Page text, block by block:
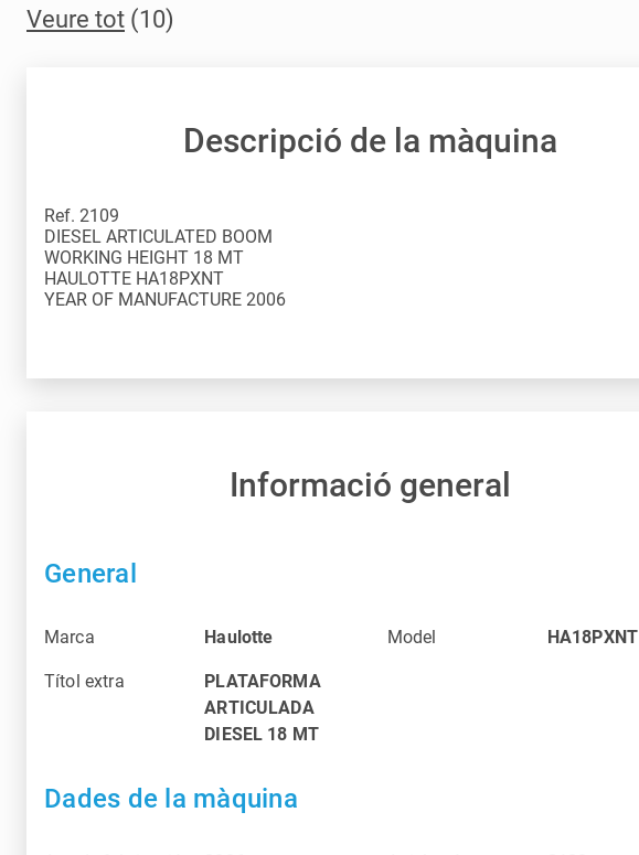
Veure tot (10)
Descripció de la màquina
Ref. 2109 DIESEL ARTICULATED BOOM WORKING HEIGHT 18 MT HAULOTTE HA18PXNT YEAR OF MANUFACTURE 2006
Informació general
General
Marca Haulotte Model HA18PXNT
Títol extra
PLATAFORMA
ARTICULADA
DIESEL 18 MT
Dades de la màquina